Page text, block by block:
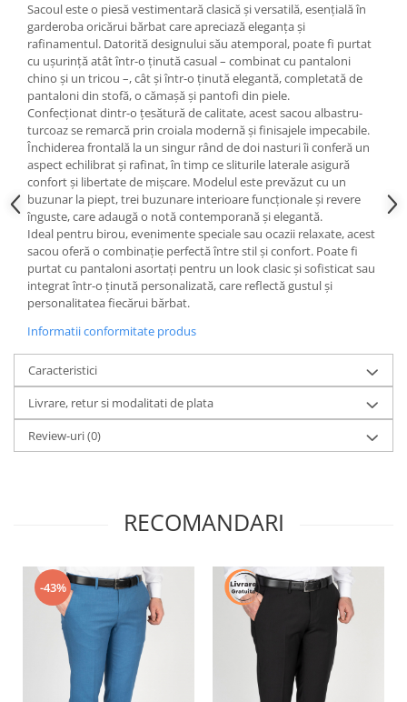
Sacoul este o piesă vestimentară clasică și versatilă, esențială în
garderoba oricărui bărbat care apreciază eleganța și
rafinamentul. Datorită designului său atemporal, poate fi purtat
cu ușurință atât într-o ținută casual – combinat cu pantaloni
chino și un tricou –, cât și într-o ținută elegantă, completată de
pantaloni din stofă, o cămașă și pantofi din piele.
Confecționat dintr-o țesătură de calitate, acest sacou albastru-
turcoaz se remarcă prin croiala modernă și finisajele impecabile.
Închiderea frontală la un singur rând de doi nasturi îi conferă un
aspect echilibrat și rafinat, în timp ce sliturile laterale asigură
confort și libertate de mișcare. Modelul este prevăzut cu un
buzunar la piept, trei buzunare interioare funcționale și revere
înguste, care adaugă o notă contemporană și elegantă.
Ideal pentru birou, evenimente speciale sau ocazii relaxate, acest
sacou oferă o combinație perfectă între stil și confort. Poate fi
purtat cu pantaloni asortați pentru un look clasic și sofisticat sau
integrat într-o ținută personalizată, care reflectă gustul și
personalitatea fiecărui bărbat.
Informatii conformitate produs
Caracteristici
Livrare, retur si modalitati de plata
Review-uri(0)
RECOMANDARI
-43%